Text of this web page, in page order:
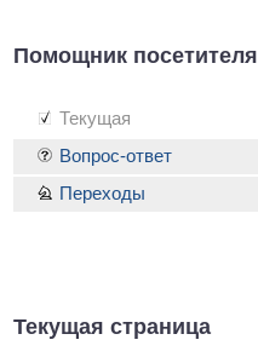
Помощник посетителя
Текущая
Текущая страница
Вопрос-ответ
Переходы